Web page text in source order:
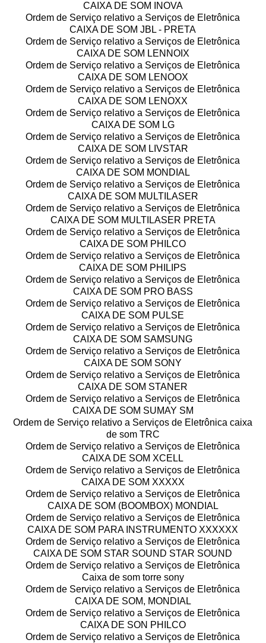
CAIXA DE SOM INOVA
Ordem de Serviço relativo a Serviços de Eletrônica
CAIXA DE SOM JBL - PRETA
Ordem de Serviço relativo a Serviços de Eletrônica
CAIXA DE SOM LENNOIX
Ordem de Serviço relativo a Serviços de Eletrônica
CAIXA DE SOM LENOOX
Ordem de Serviço relativo a Serviços de Eletrônica
CAIXA DE SOM LENOXX
Ordem de Serviço relativo a Serviços de Eletrônica
CAIXA DE SOM LG
Ordem de Serviço relativo a Serviços de Eletrônica
CAIXA DE SOM LIVSTAR
Ordem de Serviço relativo a Serviços de Eletrônica
CAIXA DE SOM MONDIAL
Ordem de Serviço relativo a Serviços de Eletrônica
CAIXA DE SOM MULTILASER
Ordem de Serviço relativo a Serviços de Eletrônica
CAIXA DE SOM MULTILASER PRETA
Ordem de Serviço relativo a Serviços de Eletrônica
CAIXA DE SOM PHILCO
Ordem de Serviço relativo a Serviços de Eletrônica
CAIXA DE SOM PHILIPS
Ordem de Serviço relativo a Serviços de Eletrônica
CAIXA DE SOM PRO BASS
Ordem de Serviço relativo a Serviços de Eletrônica
CAIXA DE SOM PULSE
Ordem de Serviço relativo a Serviços de Eletrônica
CAIXA DE SOM SAMSUNG
Ordem de Serviço relativo a Serviços de Eletrônica
CAIXA DE SOM SONY
Ordem de Serviço relativo a Serviços de Eletrônica
CAIXA DE SOM STANER
Ordem de Serviço relativo a Serviços de Eletrônica
CAIXA DE SOM SUMAY SM
Ordem de Serviço relativo a Serviços de Eletrônica caixa
de som TRC
Ordem de Serviço relativo a Serviços de Eletrônica
CAIXA DE SOM XCELL
Ordem de Serviço relativo a Serviços de Eletrônica
CAIXA DE SOM XXXXX
Ordem de Serviço relativo a Serviços de Eletrônica
CAIXA DE SOM (BOOMBOX) MONDIAL
Ordem de Serviço relativo a Serviços de Eletrônica
CAIXA DE SOM PARA INSTRUMENTO XXXXXX
Ordem de Serviço relativo a Serviços de Eletrônica
CAIXA DE SOM STAR SOUND STAR SOUND
Ordem de Serviço relativo a Serviços de Eletrônica
Caixa de som torre sony
Ordem de Serviço relativo a Serviços de Eletrônica
CAIXA DE SOM, MONDIAL
Ordem de Serviço relativo a Serviços de Eletrônica
CAIXA DE SON PHILCO
Ordem de Serviço relativo a Serviços de Eletrônica